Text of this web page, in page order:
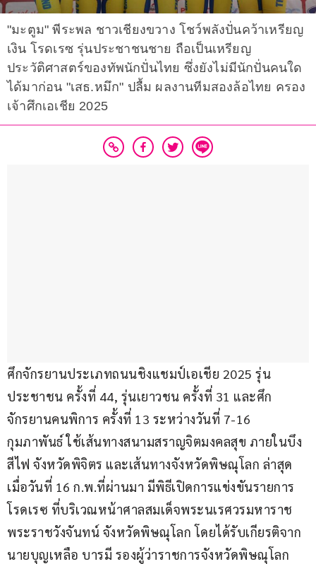
"มะตูม" พีระพล ชาวเชียงขวาง โชว์พลังปั่นคว้าเหรียญ
เงิน โรดเรซ รุ่นประชาชนชาย ถือเป็นเหรียญ
ประวัติศาสตร์ของทัพนักปั่นไทย ซึ่งยังไม่มีนักปั่นคนใด
ได้มาก่อน "เสธ.หมึก" ปลื้ม ผลงานทีมสองล้อไทย ครอง
เจ้าศึกเอเชีย 2025
ศึกจักรยานประเภทถนนชิงแชมป์เอเชีย 2025 รุ่น
ประชาชน ครั้งที่ 44, รุ่นเยาวชน ครั้งที่ 31 และศึก
จักรยานคนพิการ ครั้งที่ 13 ระหว่างวันที่ 7-16
กุมภาพันธ์ ใช้เส้นทางสนามสราญจิตมงคลสุข ภายในบึง
สีไฟ จังหวัดพิจิตร และเส้นทางจังหวัดพิษณุโลก ล่าสุด
เมื่อวันที่ 16 ก.พ.ที่ผ่านมา มีพิธีเปิดการแข่งขันรายการ
โรดเรซ ที่บริเวณหน้าศาลสมเด็จพระนเรศวรมหาราช
พระราชวังจันทน์ จังหวัดพิษณุโลก โดยได้รับเกียรติจาก
นายบุญเหลือ บารมี รองผู้ว่าราชการจังหวัดพิษณุโลก